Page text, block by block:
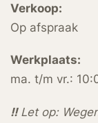
Verkoop:
Op afspraak
Werkplaats:
ma. t/m vr.:
!!Let op: